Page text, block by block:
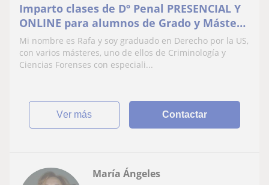
Imparto clases de Dº Penal PRESENCIAL Y
ONLINE para alumnos de Grado y Máster
y opositores al CNP, Guardia Civil o
Prisiones
Mi nombre es Rafa y soy graduado en Derecho por la US,
con varios másteres, uno de ellos de Criminología y
Ciencias Forenses con especiali...
ver más Contactar
María Ángeles